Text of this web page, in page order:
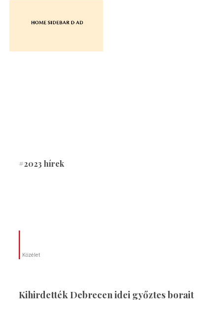
#2023 hírek
Közélet
Kihirdették Debrecen idei győztes borait